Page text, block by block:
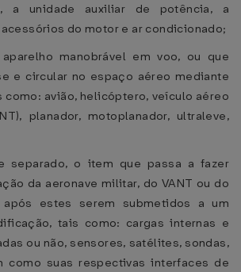
a unidade auxiliar de potência, a
do motor e ar condicionado;
manobrável em voo, ou que
e circular no espaço aéreo mediante
como: avião, helicóptero, veículo aéreo
planador, motoplanador, ultraleve,
separado, o item que passa a fazer
da aeronave militar, do VANT ou do
após estes serem submetidos a um
tais como: cargas internas e
ou não, sensores, satélites, sondas,
como suas respectivas interfaces de